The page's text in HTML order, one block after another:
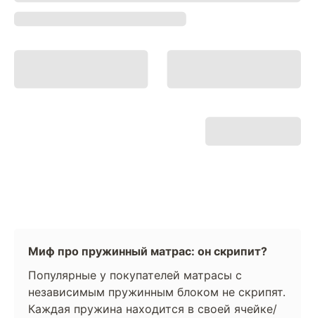
Миф про пружинный матрас: он скрипит?
Популярные у покупателей матрасы с
независимым пружинным блоком не скрипят.
Каждая пружина находится в своей ячейке/